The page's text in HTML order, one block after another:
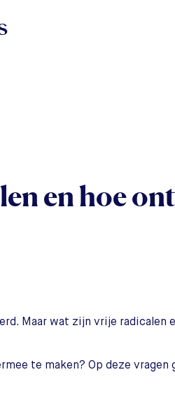
en hoe
Maar wat zijn vrije radicalen
te maken? Op deze vragen